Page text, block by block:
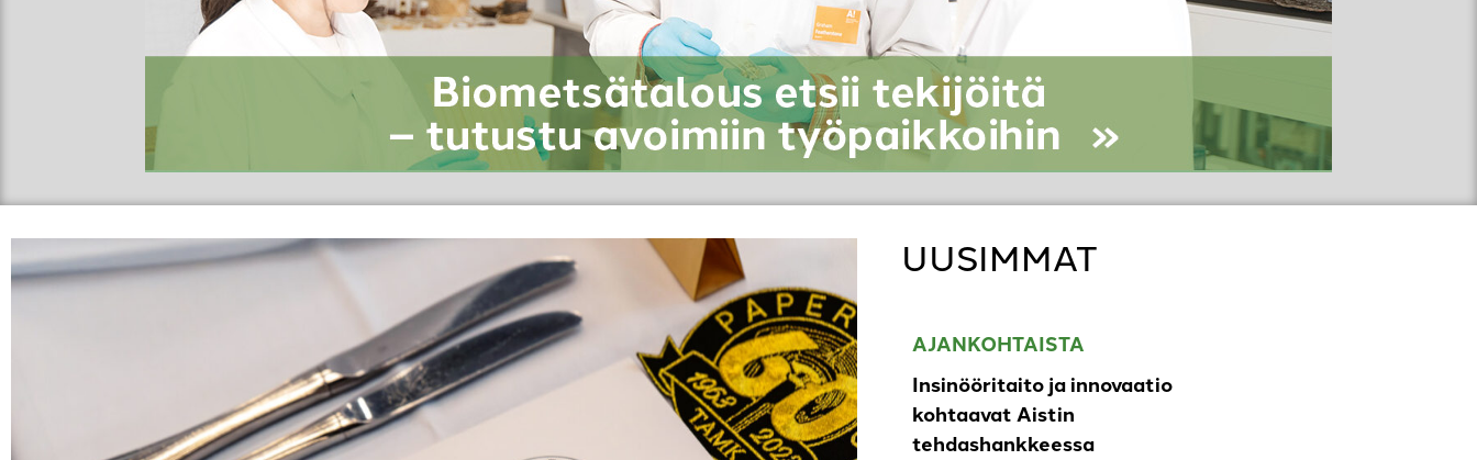
UUSIMMAT
AJANKOHTAISTA
Insinööritaito ja innovaatio
kohtaavat Aistin
tehdashankkeessa